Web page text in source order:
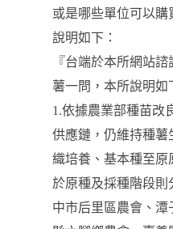
或是哪些單位可以購
說明如下：
『台端於本所網站
薯一問，本所說明如
1.依據農業部種苗改
供應鏈，仍維持種薯
織培養、基本種至原
於原種及採種階段則
中市后里區農會、